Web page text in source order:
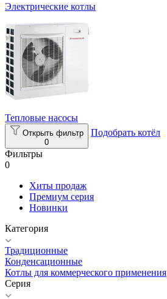
Электрические котлы
Тепловые насосы
Открыть фильтр
0
Подобрать котёл
Фильтры
0
Хиты продаж
Премиум серия
Новинки
Категория
Традиционные
Конденсационные
Котлы для коммерческого применения
Серия